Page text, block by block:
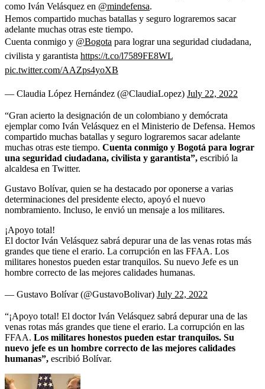
como Iván Velásquez en @mindefensa.
Hemos compartido muchas batallas y seguro lograremos sacar
adelante muchas otras este tiempo.
Cuenta conmigo y @Bogota para lograr una seguridad ciudadana,
civilista y garantista https://t.co/l7589FE8WL
pic.twitter.com/AAZps4yoXB
— Claudia López Hernández (@ClaudiaLopez) July 22, 2022
“Gran acierto la designación de un colombiano y demócrata
ejemplar como Iván Velásquez en el Ministerio de Defensa. Hemos
compartido muchas batallas y seguro lograremos sacar adelante
muchas otras este tiempo. Cuenta conmigo y Bogotá para lograr
una seguridad ciudadana, civilista y garantista”, escribió la
alcaldesa en Twitter.
Gustavo Bolívar, quien se ha destacado por oponerse a varias
determinaciones del presidente electo, apoyó el nuevo
nombramiento. Incluso, le envió un mensaje a los militares.
¡Apoyo total!
El doctor Iván Velásquez sabrá depurar una de las venas rotas más
grandes que tiene el erario. La corrupción en las FFAA. Los
militares honestos pueden estar tranquilos. Su nuevo Jefe es un
hombre correcto de las mejores calidades humanas.
— Gustavo Bolívar (@GustavoBolivar) July 22, 2022
“¡Apoyo total! El doctor Iván Velásquez sabrá depurar una de las
venas rotas más grandes que tiene el erario. La corrupción en las
FFAA. Los militares honestos pueden estar tranquilos. Su
nuevo jefe es un hombre correcto de las mejores calidades
humanas”, escribió Bolívar.